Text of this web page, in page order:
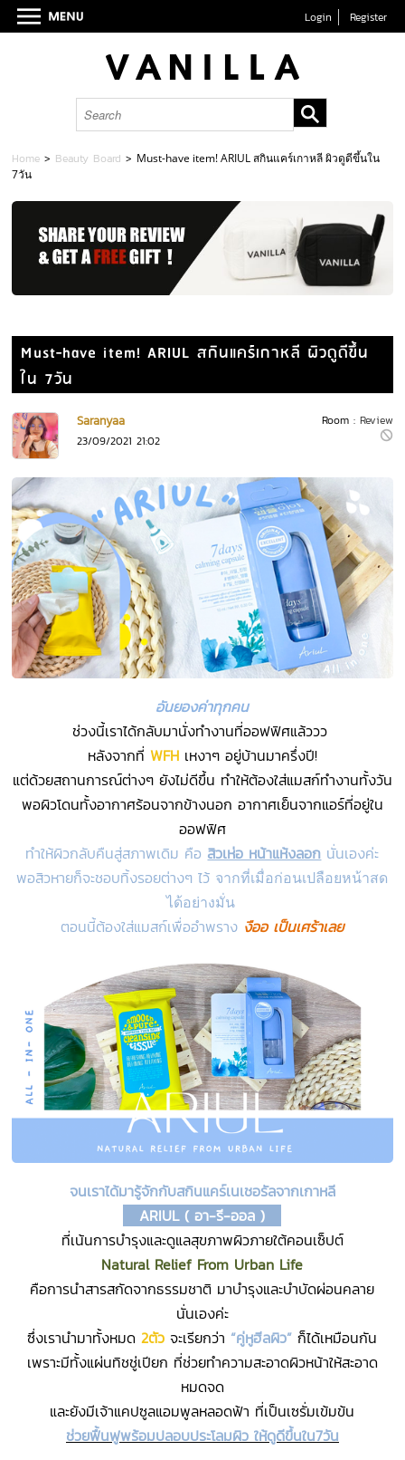
Login Register
Home > Beauty Board > Must-have item! ARIUL สกินแคร์เกาหลี ผิวดูดีขึ้นใน
7วัน
Must-have item! ARIUL สกินแคร์เกาหลี ผิวดูดีขึ้น
ใน 7วัน
Room : Review
Saranyaa
23/09/2021 21:02
อันยองค่าทุกคน
ช่วงนี้เราได้กลับมานั่งทำงานที่ออฟฟิศแล้ววว
หลังจากที่ WFH เหงาๆ อยู่บ้านมาครึ่งปี!
แต่ด้วยสถานการณ์ต่างๆ ยังไม่ดีขึ้น ทำให้ต้องใส่แมสก์ทำงานทั้งวัน
พอผิวโดนทั้งอากาศร้อนจากข้างนอก อากาศเย็นจากแอร์ที่อยู่ใน
ออฟฟิศ
ทำให้ผิวกลับคืนสู่สภาพเดิม คือ สิวเห่อ หน้าแห้งลอก นั่นเองค่ะ
พอสิวหายก็จะชอบทิ้งรอยต่างๆ ไว้ จากที่เมื่อก่อนเปลือยหน้าสด
ได้อย่างมั่น
ตอนนี้ต้องใส่แมสก์เพื่ออำพราง งืออ เป็นเศร้าเลย
จนเราได้มารู้จักกับสกินแคร์เนเชอรัลจากเกาหลี
ARIUL ( อา-รี-ออล )
ที่เน้นการบํารุงและดูแลสุขภาพผิวภายใต้คอนเซ็ปต์
Natural Relief From Urban Life
คือการนำสารสกัดจากธรรมชาติ มาบำรุงและบำบัดผ่อนคลาย
นั่นเองค่ะ
ซึ่งเรานำมาทั้งหมด2ตัว จะเรียกว่า “คู่หูฮีลผิว” ก็ได้เหมือนกัน
เพราะมีทั้งแผ่นทิชชู่เปียก ที่ช่วยทำความสะอาดผิวหน้าให้สะอาด
หมดจด
และยังมีเจ้าแคปซูลแอมพูลหลอดฟ้า ที่เป็นเซรั่มเข้มข้น
ช่วยฟื้นฟูพร้อมปลอบประโลมผิว ให้ดูดีขึ้นใน7วัน